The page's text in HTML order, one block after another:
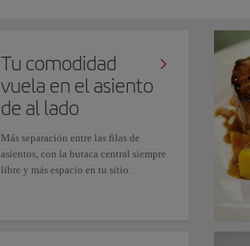
Tu comodidad
vuela en el asiento
de al lado
Más separación entre las filas de
asientos, con la butaca central siempre
libre y más espacio en tu sitio.